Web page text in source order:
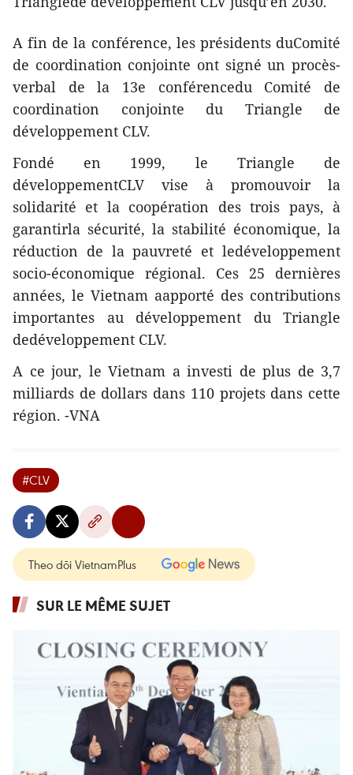
A fin de la conférence, les présidents duComité
de coordination conjointe ont signé un procès-
verbal de la 13e conférencedu Comité de
coordination conjointe du Triangle de
développement CLV.
Fondé en 1999, le Triangle de
développementCLV vise à promouvoir la
solidarité et la coopération des trois pays, à
garantirla sécurité, la stabilité économique, la
réduction de la pauvreté et ledéveloppement
socio-économique régional. Ces 25 dernières
années, le Vietnam aapporté des contributions
importantes au développement du Triangle
dedéveloppement CLV.
A ce jour, le Vietnam a investi de plus de 3,7
milliards de dollars dans 110 projets dans cette
région. -VNA
#CLV
Theo dõi VietnamPlus
SUR LE MÊME SUJET